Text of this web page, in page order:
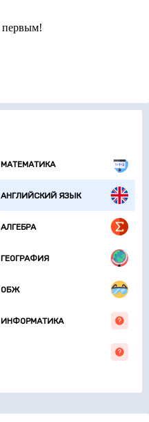
МАТЕМАТИКА
АНГЛИЙСКИЙ ЯЗЫК
АЛГЕБРА
ГЕОГРАФИЯ
ОБЖ
ИНФОРМАТИКА